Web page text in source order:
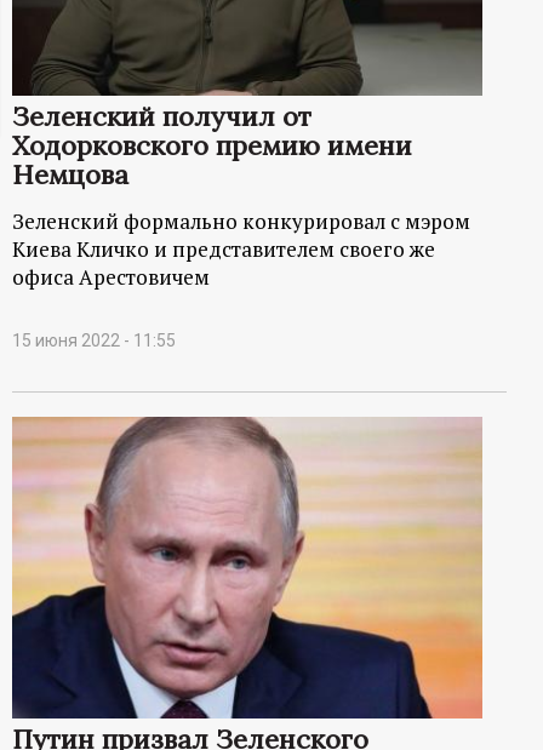
м
а
ц
и
о
н
н
ы
й
п
о
Зеленский получил от
Ходорковского премию имени
Немцова
Зеленский формально конкурировал с мэром
Киева Кличко и представителем своего же
офиса Арестовичем
15 июня 2022 - 11:55
Путин призвал Зеленского